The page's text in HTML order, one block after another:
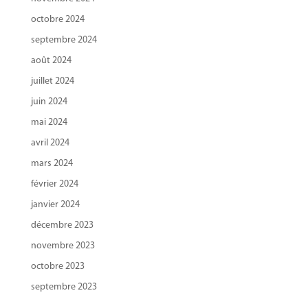
octobre 2024
septembre 2024
août 2024
juillet 2024
juin 2024
mai 2024
avril 2024
mars 2024
février 2024
janvier 2024
décembre 2023
novembre 2023
octobre 2023
septembre 2023